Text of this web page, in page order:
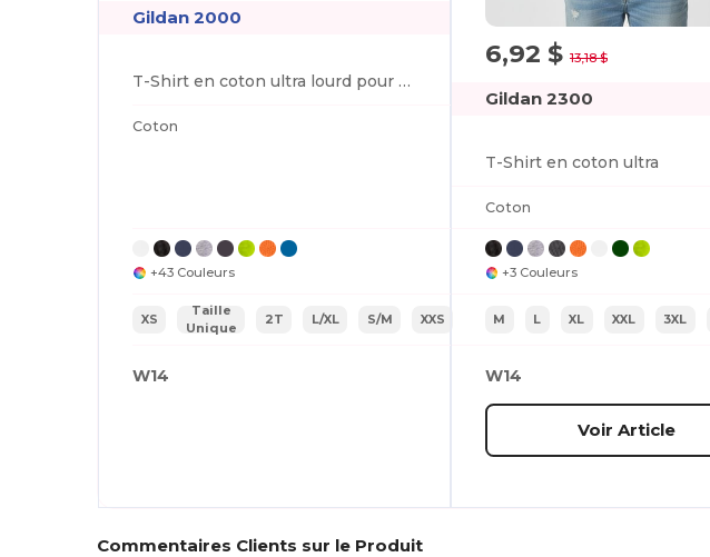
Gildan 2000
T-Shirt en coton ultra lourd pour adultes
Coton
+43 Couleurs
XS
Taille
Unique
2T L/XL S/M XXS
W14
6,92 $ 13,18 $
Gildan 2300
T-Shirt en coton ultra
Coton
+3 Couleurs
M L XL XXL 3XL
W14
Voir Article
Commentaires Clients sur le Produit